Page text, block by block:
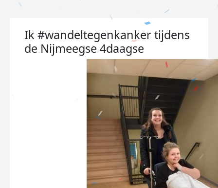
Ik #wandeltegenkanker tijdens
de Nijmeegse 4daagse